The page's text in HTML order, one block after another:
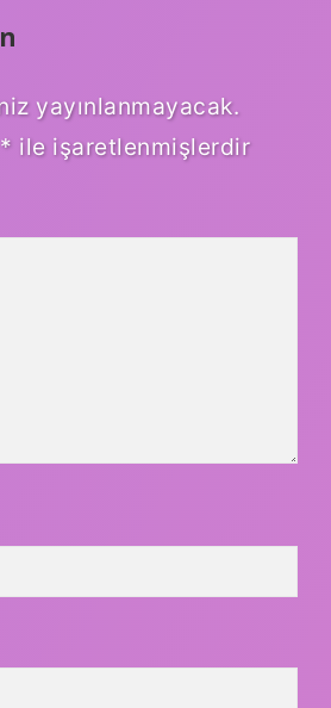
yayınlanmayacak.
* ile işaretlenmişlerdir